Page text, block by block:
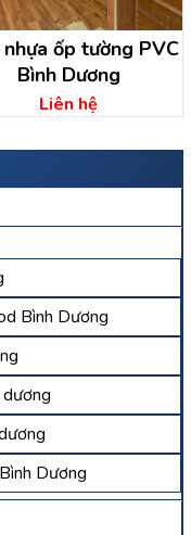
Bình Dương
Dương
ốp tường PVC
Bình Dương
Liên hệ